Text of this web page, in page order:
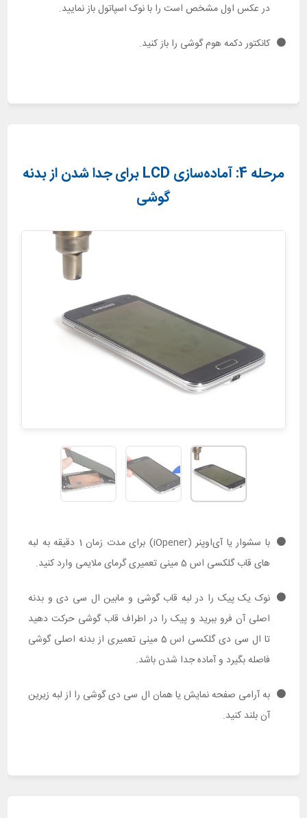
در عکس اول مشخص است را با نوک اسپاتول باز نمایید.
کانکتور دکمه هوم گوشی را باز کنید.
مرحله 4: آماده‌سازی LCD برای جدا شدن از بدنه
گوشی
با سشوار یا آی‌اوپنر (iOpener) برای مدت زمان 1 دقیقه به لبه
های قاب گلکسی اس 5 مینی تعمیری گرمای ملایمی وارد کنید.
نوک یک پیک را در لبه قاب گوشی و مابین ال سی دی و بدنه
اصلی آن فرو ببرید و پیک را در اطراف قاب گوشی حرکت دهید
تا ال سی دی گلکسی اس 5 مینی تعمیری از بدنه اصلی گوشی
فاصله بگیرد و آماده جدا شدن باشد.
به آرامی صفحه نمایش یا همان ال سی دی گوشی را از لبه زیرین
آن بلند کنید.